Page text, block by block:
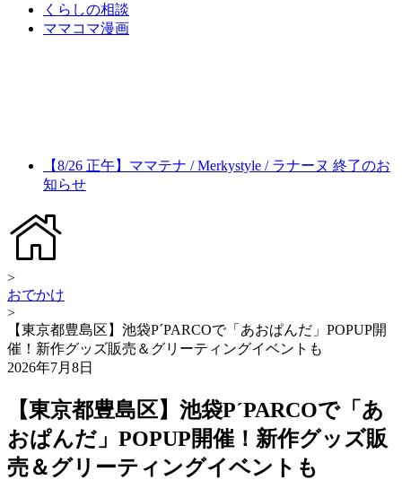
くらしの相談
ママコマ漫画
【8/26 正午】ママテナ / Merkystyle / ラナーヌ 終了のお
知らせ
>
おでかけ
>
【東京都豊島区】池袋P´PARCOで「あおぱんだ」POPUP開
催！新作グッズ販売＆グリーティングイベントも
2026年7月8日
【東京都豊島区】池袋P´PARCOで「あ
おぱんだ」POPUP開催！新作グッズ販
売＆グリーティングイベントも